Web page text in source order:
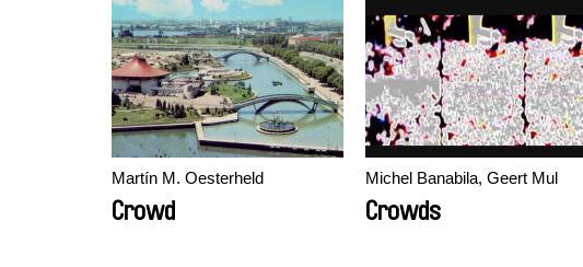
Martín M. Oesterheld
Crowd
Michel Banabila, Geert Mul
Crowds